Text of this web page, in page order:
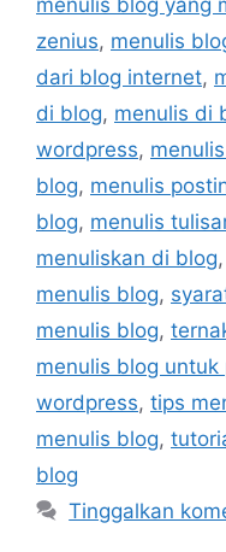
menulis blog yang
zenius, menulis
dari blog internet,
di blog, menulis di
wordpress,
blog, menulis
blog, menulis
menuliskan di blog,
menulis blog,
menulis blog,
menulis blog untuk
wordpress, tips
menulis blog,
blog
Tinggalkan